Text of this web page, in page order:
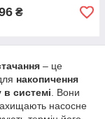
₴
– це
накопичення
в системі . Вони
насосне